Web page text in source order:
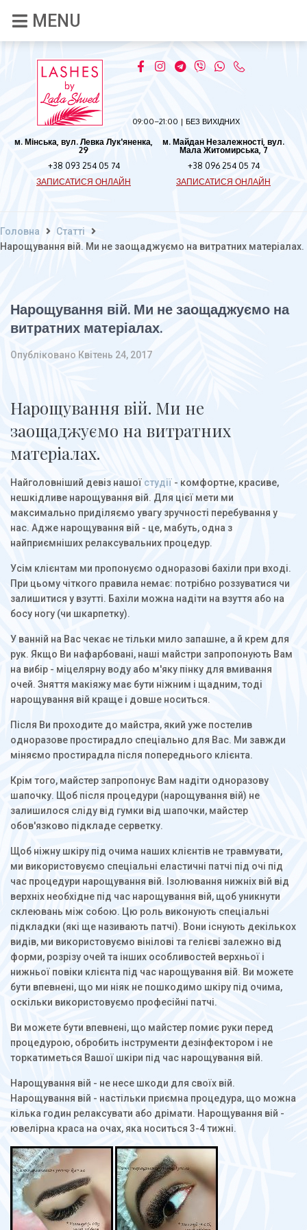
09:00–21:00 | БЕЗ ВИХІДНИХ
м. Мінська, вул. Левка Лук'яненка,
29
+38 093 254 05 74
ЗАПИСАТИСЯ ОНЛАЙН
м. Майдан Незалежності, вул.
Мала Житомирська, 7
+38 096 254 05 74
ЗАПИСАТИСЯ ОНЛАЙН
Головна
Статті
Нарощування вій. Ми не заощаджуємо на витратних матеріалах.
Нарощування вій. Ми не заощаджуємо на
витратних матеріалах.
Опубліковано Квітень 24, 2017
Нарощування вій. Ми не
заощаджуємо на витратних
матеріалах.
Найголовніший девіз нашої студії - комфортне, красиве,
нешкідливе нарощування вій. Для цієї мети ми
максимально приділяємо увагу зручності перебування у
нас. Адже нарощування вій - це, мабуть, одна з
найприємніших релаксувальних процедур.
Усім клієнтам ми пропонуємо одноразові бахіли при вході.
При цьому чіткого правила немає: потрібно роззуватися чи
залишитися у взутті. Бахіли можна надіти на взуття або на
босу ногу (чи шкарпетку).
У ванній на Вас чекає не тільки мило запашне, а й крем для
рук. Якщо Ви нафарбовані, наші майстри запропонують Вам
на вибір - міцелярну воду або м'яку пінку для вмивання
очей. Зняття макіяжу має бути ніжним і щадним, тоді
нарощування вій краще і довше носиться.
Після Ви проходите до майстра, який уже постелив
одноразове простирадло спеціально для Вас. Ми завжди
міняємо простирадла після попереднього клієнта.
Крім того, майстер запропонує Вам надіти одноразову
шапочку. Щоб після процедури (нарощування вій) не
залишилося сліду від гумки від шапочки, майстер
обов'язково підкладе серветку.
Щоб ніжну шкіру під очима наших клієнтів не травмувати,
ми використовуємо спеціальні еластичні патчі під очі під
час процедури нарощування вій. Ізолювання нижніх вій від
верхніх необхідне під час нарощування вій, щоб уникнути
склеювань між собою. Цю роль виконують спеціальні
підкладки (які ще називають патчі). Вони існують декількох
видів, ми використовуємо вінілові та гелієві залежно від
форми, розрізу очей та інших особливостей верхньої і
нижньої повіки клієнта під час нарощування вій. Ви можете
бути впевнені, що ми ніяк не пошкодимо шкіру під очима,
оскільки використовуємо професійні патчі.
Ви можете бути впевнені, що майстер помиє руки перед
процедурою, обробить інструменти дезінфектором і не
торкатиметься Вашої шкіри під час нарощування вій.
Нарощування вій - не несе шкоди для своїх вій.
Нарощування вій - настільки приємна процедура, що можна
кілька годин релаксувати або дрімати. Нарощування вій -
ювелірна краса на очах, яка носиться 3-4 тижні.